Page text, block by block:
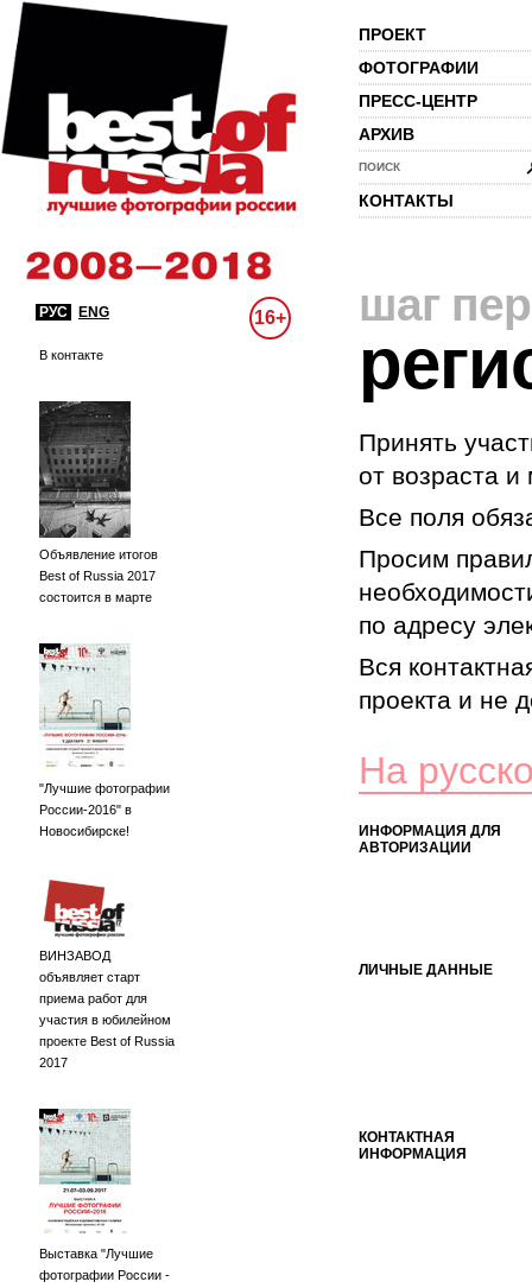
ПРОЕКТ
ФОТОГРАФИИ
ПРЕСС-ЦЕНТР
АРХИВ
ПОИСК
КОНТАКТЫ
РУС ENG 16+
В контакте
Объявление итогов
Best of Russia 2017
состоится в марте
"Лучшие фотографии
России-2016" в
Новосибирске!
ВИНЗАВОД
объявляет старт
приема работ для
участия в юбилейном
проекте Best of Russia
2017
Выставка "Лучшие
фотографии России -
шаг
Принять
от возраста
Все поля
Просим
по адресу
Вся
проекта и не
На
ИНФОРМАЦИЯ ДЛЯ
АВТОРИЗАЦИИ
ЛИЧНЫЕ ДАННЫЕ
КОНТАКТНАЯ
ИНФОРМАЦИЯ